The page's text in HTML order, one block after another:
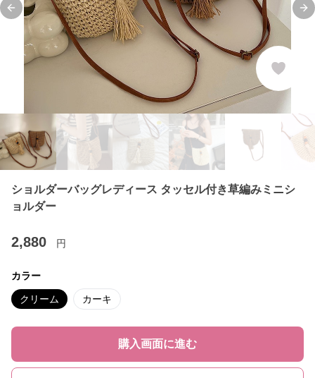
Previous slide
ショルダーバッグレディース タッセル付き草編みミニシ
ョルダー
2,880 円
カラー
クリーム カーキ
購入画面に進む